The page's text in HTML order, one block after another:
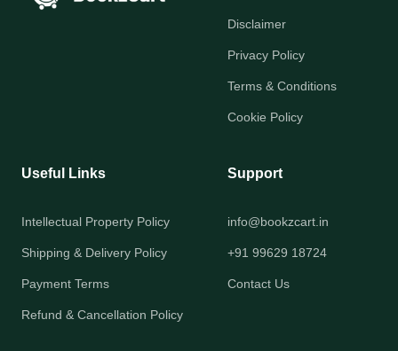
Disclaimer
Privacy Policy
Terms & Conditions
Cookie Policy
Useful Links
Intellectual Property Policy
Shipping & Delivery Policy
Payment Terms
Refund & Cancellation Policy
Support
info@bookzcart.in
+91 99629 18724
Contact Us